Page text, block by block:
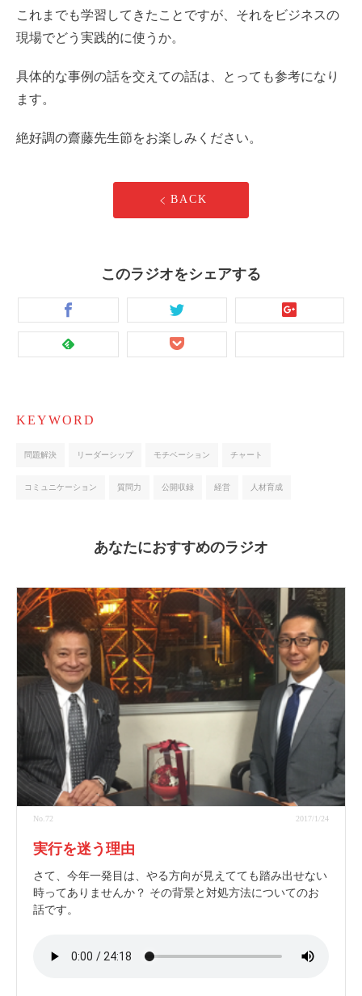
これまでも学習してきたことですが、それをビジネスの
現場でどう実践的に使うか。
具体的な事例の話を交えての話は、とっても参考になり
ます。
絶好調の齋藤先生節をお楽しみください。
BACK
このラジオをシェアする
KEYWORD
問題解決 リーダーシップ モチベーション チャート
コミュニケーション 質問力 公開収録 経営 人材育成
あなたにおすすめのラジオ
No.72 2017/1/24
実行を迷う理由
さて、今年一発目は、やる方向が見えてても踏み出せない
時ってありませんか？ その背景と対処方法についてのお
話です。